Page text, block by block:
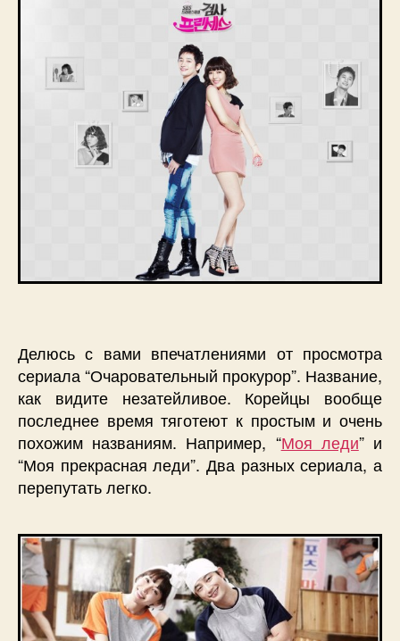
Делюсь с вами впечатлениями от просмотра
сериала “Очаровательный прокурор”. Название,
как видите незатейливое. Корейцы вообще
последнее время тяготеют к простым и очень
похожим названиям. Например, “Моя леди” и
“Моя прекрасная леди”. Два разных сериала, а
перепутать легко.